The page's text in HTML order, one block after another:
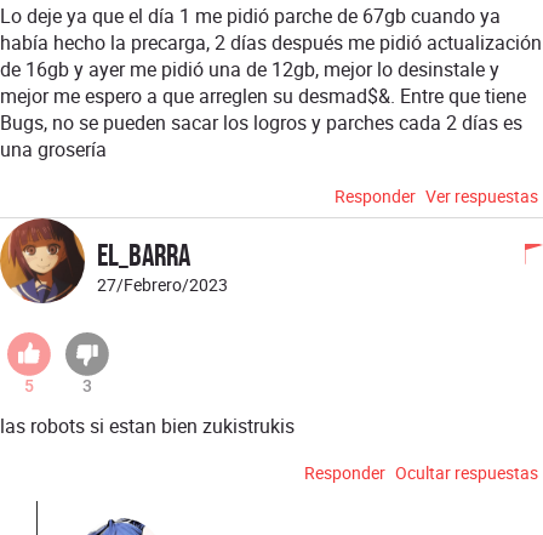
Lo deje ya que el día 1 me pidió parche de 67gb cuando ya
había hecho la precarga, 2 días después me pidió actualización
de 16gb y ayer me pidió una de 12gb, mejor lo desinstale y
mejor me espero a que arreglen su desmad$&. Entre que tiene
Bugs, no se pueden sacar los logros y parches cada 2 días es
una grosería
Responder Ver respuestas
El_Barra
27/Febrero/2023
5 3
las robots si estan bien zukistrukis
Responder Ocultar respuestas